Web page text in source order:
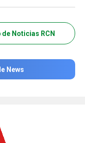
Noticias RCN
News